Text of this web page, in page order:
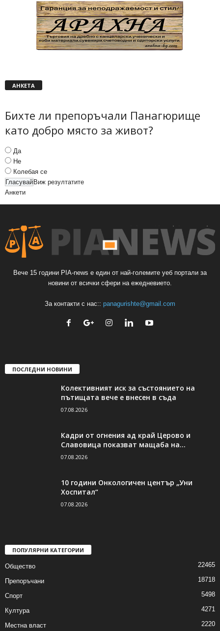
АНКЕТА
Бихте ли препоръчали Панагюрище
като добро място за живот?
Да
Не
Колебая се
Виж резултатите
Анкети
Вече 15 години PIA-news е един от най-големите уеб портали за
новини от всички сфери на ежедневието.
За контакти с нас:: panagurishte@gmail.com
ПОСЛЕДНИ НОВИНИ
Колективният иск за състоянието на
пътищата вече е внесен в съда
07.08.2026
Кадри от огнения ад край Церово и
Славовица показват мащаба на...
07.08.2026
10 години Онкологичен център „Уни
Хоспитал“
07.08.2026
ПОПУЛЯРНИ КАТЕГОРИИ
Общество 22465
Препоръчани 18718
Спорт 5498
Култура 4271
Местна власт 2220